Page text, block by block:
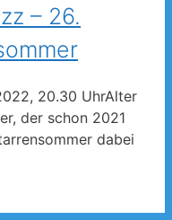
– 26.
20.30 UhrAlter
der schon 2021
dabei